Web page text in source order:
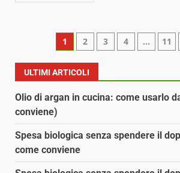
Paginazione
degli
articoli
1 2 3 4 … 11
ULTIMI ARTICOLI
Olio di argan in cucina: come usarlo
conviene)
Spesa biologica senza spendere il
come conviene